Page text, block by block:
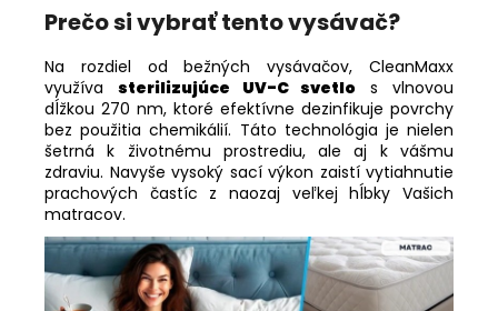
Prečo si vybrať tento vysávač?
Na rozdiel od bežných vysávačov, CleanMaxx
využíva sterilizujúce UV-C svetlo s vlnovou
dĺžkou 270 nm, ktoré efektívne dezinfikuje povrchy
bez použitia chemikálií. Táto technológia je nielen
šetrná k životnému prostrediu, ale aj k vášmu
zdraviu. Navyše vysoký sací výkon zaistí vytiahnutie
prachových častíc z naozaj veľkej hĺbky Vašich
matracov.